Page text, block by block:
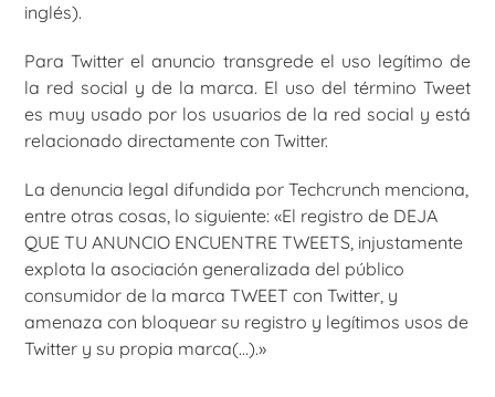
inglés).
Para Twitter el anuncio transgrede el uso legítimo de
la red social y de la marca. El uso del término Tweet
es muy usado por los usuarios de la red social y está
relacionado directamente con Twitter.
La denuncia legal difundida por Techcrunch menciona,
entre otras cosas, lo siguiente: «El registro de DEJA
QUE TU ANUNCIO ENCUENTRE TWEETS, injustamente
explota la asociación generalizada del público
consumidor de la marca TWEET con Twitter, y
amenaza con bloquear su registro y legítimos usos de
Twitter y su propia marca(…).»